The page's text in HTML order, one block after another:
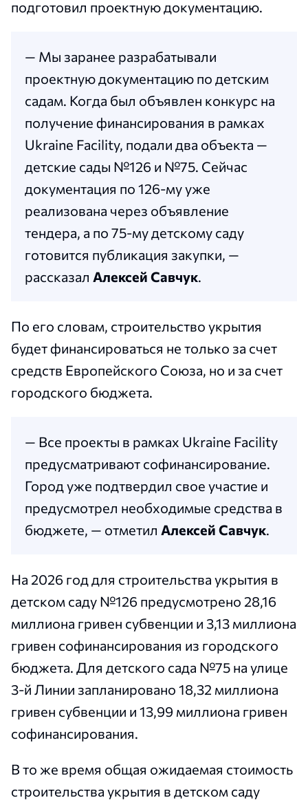
подготовил проектную документацию.
— Мы заранее разрабатывали
проектную документацию по детским
садам. Когда был объявлен конкурс на
получение финансирования в рамках
Ukraine Facility, подали два объекта —
детские сады №126 и №75. Сейчас
документация по 126-му уже
реализована через объявление
тендера, а по 75-му детскому саду
готовится публикация закупки, —
рассказал Алексей Савчук.
По его словам, строительство укрытия
будет финансироваться не только за счет
средств Европейского Союза, но и за счет
городского бюджета.
— Все проекты в рамках Ukraine Facility
предусматривают софинансирование.
Город уже подтвердил свое участие и
предусмотрел необходимые средства в
бюджете, — отметил Алексей Савчук.
На 2026 год для строительства укрытия в
детском саду №126 предусмотрено 28,16
миллиона гривен субвенции и 3,13 миллиона
гривен софинансирования из городского
бюджета. Для детского сада №75 на улице
3-й Линии запланировано 18,32 миллиона
гривен субвенции и 13,99 миллиона гривен
софинансирования.
В то же время общая ожидаемая стоимость
строительства укрытия в детском саду